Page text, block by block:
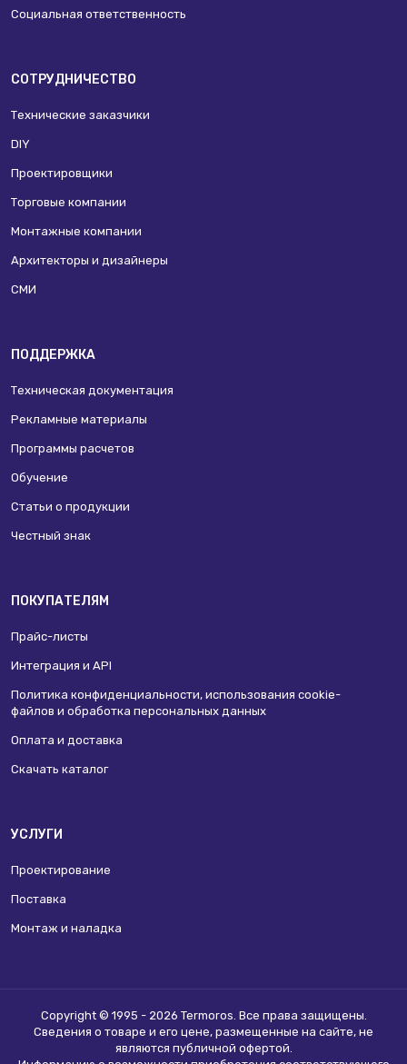
Социальная ответственность
СОТРУДНИЧЕСТВО
Технические заказчики
DIY
Проектировщики
Торговые компании
Монтажные компании
Архитекторы и дизайнеры
СМИ
ПОДДЕРЖКА
Техническая документация
Рекламные материалы
Программы расчетов
Обучение
Статьи о продукции
Честный знак
ПОКУПАТЕЛЯМ
Прайс-листы
Интеграция и API
Политика конфиденциальности, использования сookie-
файлов и обработка персональных данных
Оплата и доставка
Скачать каталог
УСЛУГИ
Проектирование
Поставка
Монтаж и наладка
Copyright © 1995 - 2026 Termoros. Все права защищены.
Сведения о товаре и его цене, размещенные на сайте, не
являются публичной офертой.